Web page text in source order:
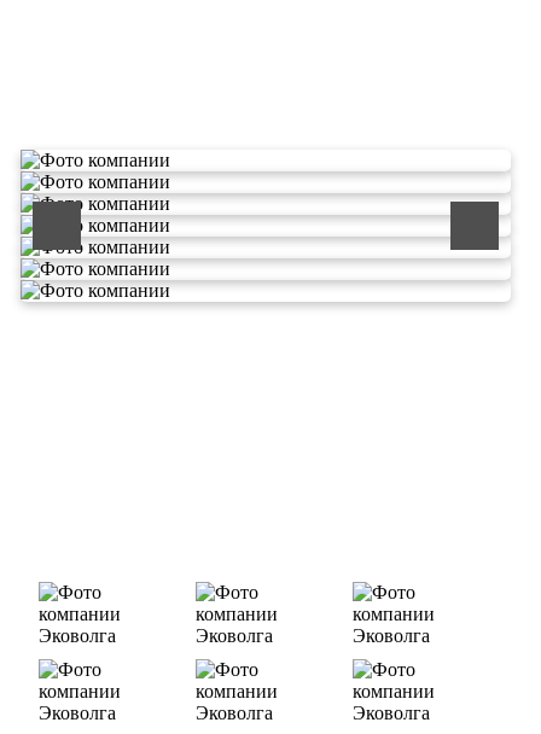
ООО «ЭКОВОЛГА» является современной и